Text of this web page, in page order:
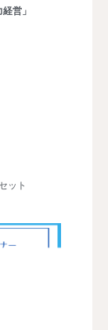
営」
ット